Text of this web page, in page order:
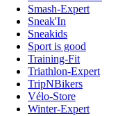
Smash-Expert
Sneak'In
Sneakids
Sport is good
Training-Fit
Triathlon-Expert
TripNBikers
Vélo-Store
Winter-Expert